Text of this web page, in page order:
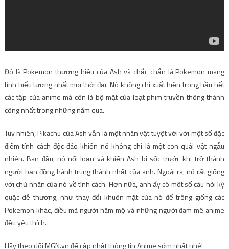
Đó là Pokemon thương hiệu của Ash và chắc chắn là Pokemon mang
tính biểu tượng nhất mọi thời đại. Nó không chỉ xuất hiện trong hầu hết
các tập của anime mà còn là bộ mặt của loạt phim truyền thông thành
công nhất trong những năm qua.
Tuy nhiên, Pikachu của Ash vẫn là một nhân vật tuyệt vời với một số đặc
điểm tính cách độc đáo khiến nó không chỉ là một con quái vật ngẫu
nhiên. Ban đầu, nó nổi loạn và khiến Ash bị sốc trước khi trở thành
người bạn đồng hành trung thành nhất của anh. Ngoài ra, nó rất giống
với chủ nhân của nó về tính cách. Hơn nữa, anh ấy có một số câu hỏi kỳ
quặc dễ thương, như thay đổi khuôn mặt của nó để trông giống các
Pokemon khác, điều mà người hâm mộ và những người đam mê anime
đều yêu thích.
Hãy theo dõi MGN.vn để cập nhật thông tin Anime sớm nhất nhé!